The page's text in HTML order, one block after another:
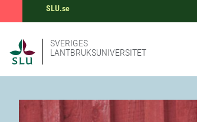
SLU.se
SVERIGES
LANTBRUKSUNIVERSITET